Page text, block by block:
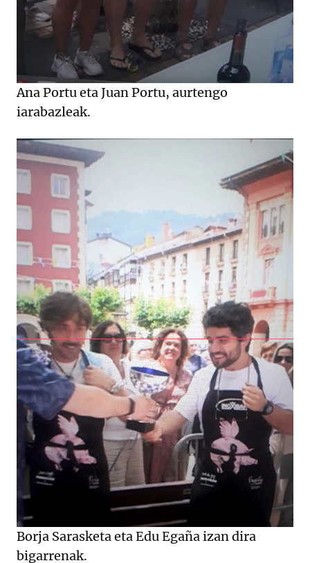
Ana Portu eta Juan Portu, aurtengo
iarabazleak.
Borja Sarasketa eta Edu Egaña izan dira
bigarrenak.